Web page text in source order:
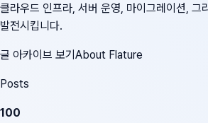
클라우드 인프라, 서버 운영, 마이그레이션,
발전시킵니다.
글 아카이브 보기About Flature
Posts
100